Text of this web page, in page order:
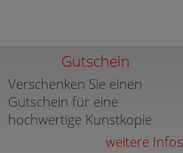
Gutschein
Verschenken Sie einen
Gutschein für eine
hochwertige Kunstkopie
weitere Infos